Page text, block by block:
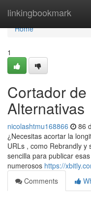
linkingbookmark
Home
Home
1
Cortador
Alternativas
nicolashtmu168866 86
¿Necesitas acortar la
URLs , como Rebrandly
sencilla para publicar
numerosos https://
Comments